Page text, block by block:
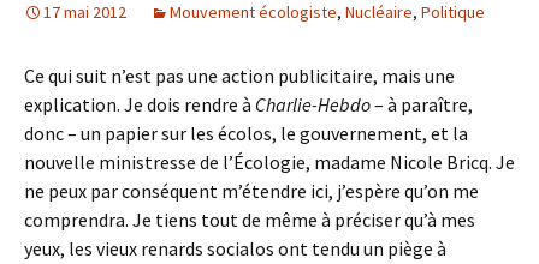
17 mai 2012 Mouvement écologiste, Nucléaire, Politique
Ce qui suit n’est pas une action publicitaire, mais une
explication. Je dois rendre à Charlie-Hebdo– à paraître,
donc – un papier sur les écolos, le gouvernement, et la
nouvelle ministresse de l’Écologie, madame Nicole Bricq. Je
ne peux par conséquent m’étendre ici, j’espère qu’on me
comprendra. Je tiens tout de même à préciser qu’à mes
yeux, les vieux renards socialos ont tendu un piège à